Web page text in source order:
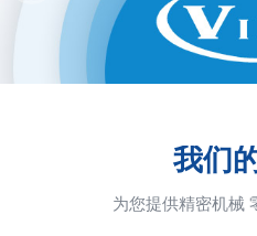
我们
为您提供精密机械